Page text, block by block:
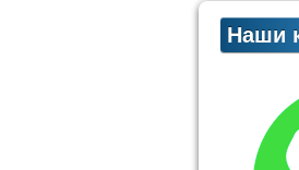
Наши